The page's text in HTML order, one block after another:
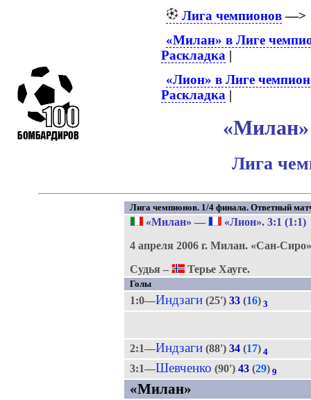
Лига чемпионов
«Милан» в Лиге
Раскладка |
«Лион» в Лиге
Раскладка |
Лига
Лига чемпионов. 1/4 финала. Ответный
«Милан» — «Лион». 3:1 (1:1)
4 апреля 2006 г. Милан. «Сан-
Судья –
Терье Хауге.
Голы
1:0—Индзаги(25') 33(16) 3
2:1—Индзаги(88') 34(17) 4
3:1—Шевченко (90') 43(29) 9
«Милан»